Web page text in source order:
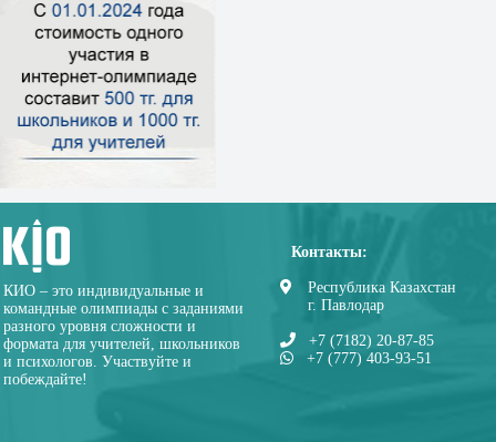
КИО – это индивидуальные и
командные олимпиады с заданиями
разного уровня сложности и
формата для учителей, школьников
и психологов. Участвуйте и
побеждайте!
Контакты:
Республика Казахстан
г. Павлодар
+7 (7182) 20-87-85
+7 (777) 403-93-51